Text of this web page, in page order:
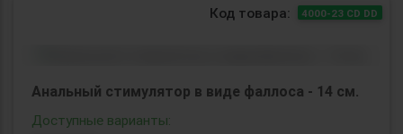
Код товара: 4000-23 CD DD
Анальный стимулятор в виде фаллоса - 14 см.
Доступные варианты: